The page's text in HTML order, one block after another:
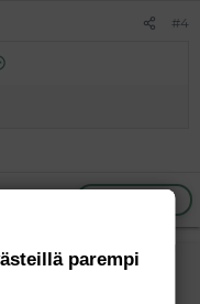
#4
Vastaa
parempi